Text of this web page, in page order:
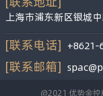
上海市浦东新区银城
[联系电话] +8621-
[联系邮箱]
@2021 优势金